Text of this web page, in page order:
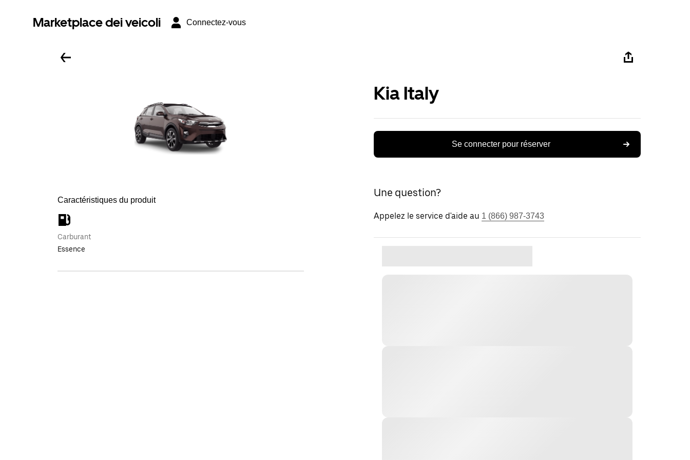
Marketplace dei veicoli Connectez-vous
Caractéristiques du produit
Carburant
Essence
Kia Italy
Se connecter pour réserver
Une question?
Appelez le service d'aide au 1 (866) 987-3743